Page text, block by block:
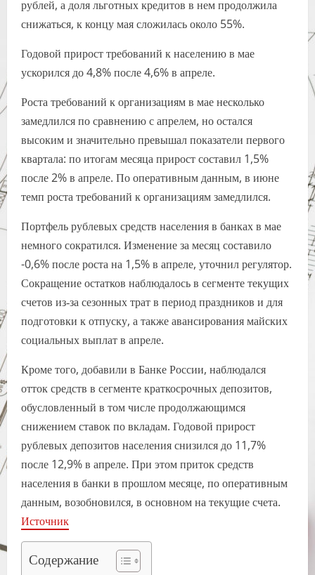
рублей, а доля льготных кредитов в нем продолжила
снижаться, к концу мая сложилась около 55%.
Годовой прирост требований к населению в мае
ускорился до 4,8% после 4,6% в апреле.
Роста требований к организациям в мае несколько
замедлился по сравнению с апрелем, но остался
высоким и значительно превышал показатели первого
квартала: по итогам месяца прирост составил 1,5%
после 2% в апреле. По оперативным данным, в июне
темп роста требований к организациям замедлился.
Портфель рублевых средств населения в банках в мае
немного сократился. Изменение за месяц составило
-0,6% после роста на 1,5% в апреле, уточнил регулятор.
Сокращение остатков наблюдалось в сегменте текущих
счетов из‑за сезонных трат в период праздников и для
подготовки к отпуску, а также авансирования майских
социальных выплат в апреле.
Кроме того, добавили в Банке России, наблюдался
отток средств в сегменте краткосрочных депозитов,
обусловленный в том числе продолжающимся
снижением ставок по вкладам. Годовой прирост
рублевых депозитов населения снизился до 11,7%
после 12,9% в апреле. При этом приток средств
населения в банки в прошлом месяце, по оперативным
данным, возобновился, в основном на текущие счета.
Источник
Содержание